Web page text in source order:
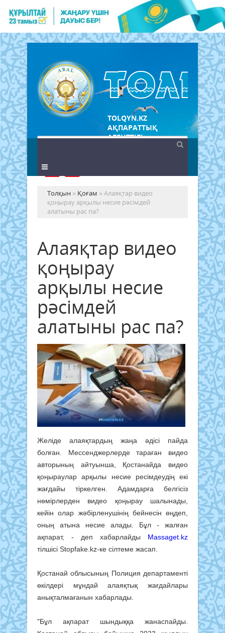
TOLQYN.KZ
АҚПАРАТТЫҚ
АГЕНТТІГІ
Толқын » Қоғам » Алаяқтар видео
қоңырау арқылы несие рәсімдей
алатыны рас па?
Алаяқтар видео
қоңырау
арқылы несие
рәсімдей
алатыны рас па?
Желіде алаяқтардың жаңа әдісі пайда
болған. Мессенджерлерде тараған видео
авторының айтуынша, Қостанайда видео
қоңыраулар арқылы несие ресімдеудің екі
жағдайы тіркелген. Адамдарға белгісіз
нөмірлерден видео қоңырау шалынады,
кейін олар жәбірленушінің бейнесін өңдеп,
оның атына несие алады. Бұл - жалған
ақпарат, - деп хабарлайды Massaget.kz
тілшісі Stopfake.kz-ке сілтеме жасап.
Қостанай облысының Полиция департаменті
өкілдері мұндай алаяқтық жағдайлары
анықталмағанын хабарлады.
"Бұл ақпарат шындыққа жанаспайды.